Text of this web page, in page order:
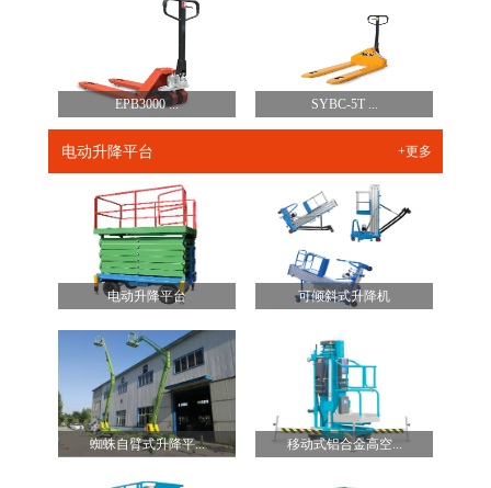
EPB3000 ... SYBC-5T ...
电动升降平台 +更多
电动升降平台 可倾斜式升降机
蜘蛛自臂式升降平... 移动式铝合金高空...